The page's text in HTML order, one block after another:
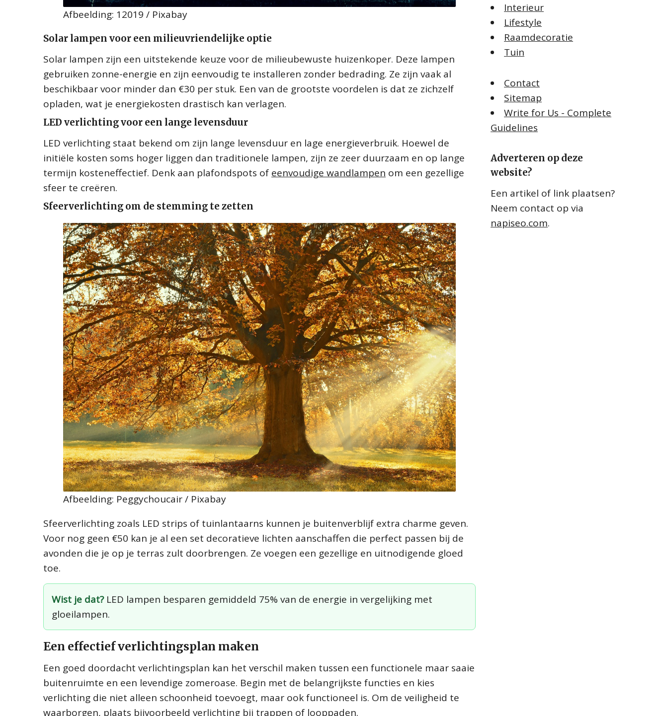
Afbeelding: 12019 / Pixabay
Solar lampen voor een milieuvriendelijke optie
Solar lampen zijn een uitstekende keuze voor de milieubewuste huizenkoper. Deze lampen
gebruiken zonne-energie en zijn eenvoudig te installeren zonder bedrading. Ze zijn vaak al
beschikbaar voor minder dan €30 per stuk. Een van de grootste voordelen is dat ze zichzelf
opladen, wat je energiekosten drastisch kan verlagen.
LED verlichting voor een lange levensduur
LED verlichting staat bekend om zijn lange levensduur en lage energieverbruik. Hoewel de
initiële kosten soms hoger liggen dan traditionele lampen, zijn ze zeer duurzaam en op lange
termijn kosteneffectief. Denk aan plafondspots of eenvoudige wandlampen om een gezellige
sfeer te creëren.
Sfeerverlichting om de stemming te zetten
Afbeelding: Peggychoucair / Pixabay
Sfeerverlichting zoals LED strips of tuinlantaarns kunnen je buitenverblijf extra charme geven.
Voor nog geen €50 kan je al een set decoratieve lichten aanschaffen die perfect passen bij de
avonden die je op je terras zult doorbrengen. Ze voegen een gezellige en uitnodigende gloed
toe.
Wist je dat?LED lampen besparen gemiddeld 75% van de energie in vergelijking met
gloeilampen.
Een effectief verlichtingsplan maken
Een goed doordacht verlichtingsplan kan het verschil maken tussen een functionele maar saaie
buitenruimte en een levendige zomeroase. Begin met de belangrijkste functies en kies
verlichting die niet alleen schoonheid toevoegt, maar ook functioneel is. Om de veiligheid te
waarborgen, plaats bijvoorbeeld verlichting bij trappen of looppaden.
Interieur
Lifestyle
Raamdecoratie
Tuin
Contact
Sitemap
Write for Us - Complete
Guidelines
Adverteren op deze
website?
Een artikel of link plaatsen?
Neem contact op via
napiseo.com.